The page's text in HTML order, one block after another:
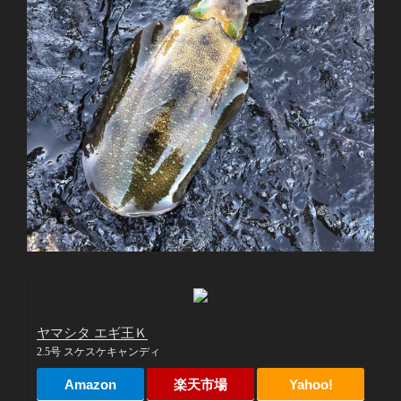
ヤマシタ エギ王Ｋ
2.5号 スケスケキャンディ
Amazon 楽天市場 Yahoo!